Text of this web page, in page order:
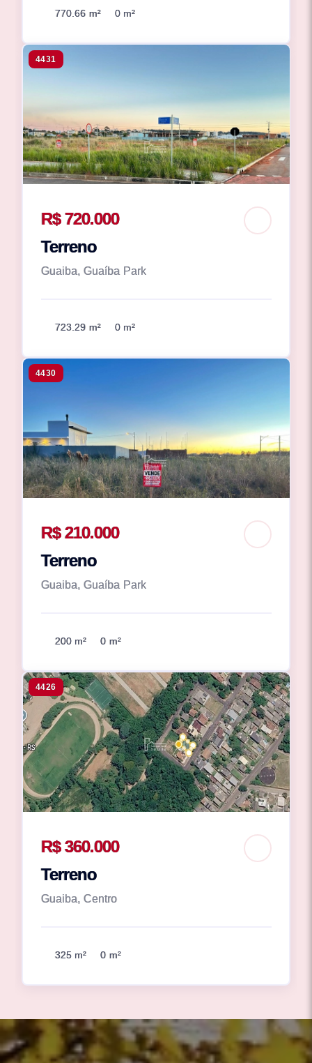
770.66 m² 0 m²
4431
R$ 720.000
Terreno
Guaiba, Guaíba Park
723.29 m² 0 m²
4430
R$ 210.000
Terreno
Guaiba, Guaíba Park
200 m² 0 m²
4426
R$ 360.000
Terreno
Guaiba, Centro
325 m² 0 m²